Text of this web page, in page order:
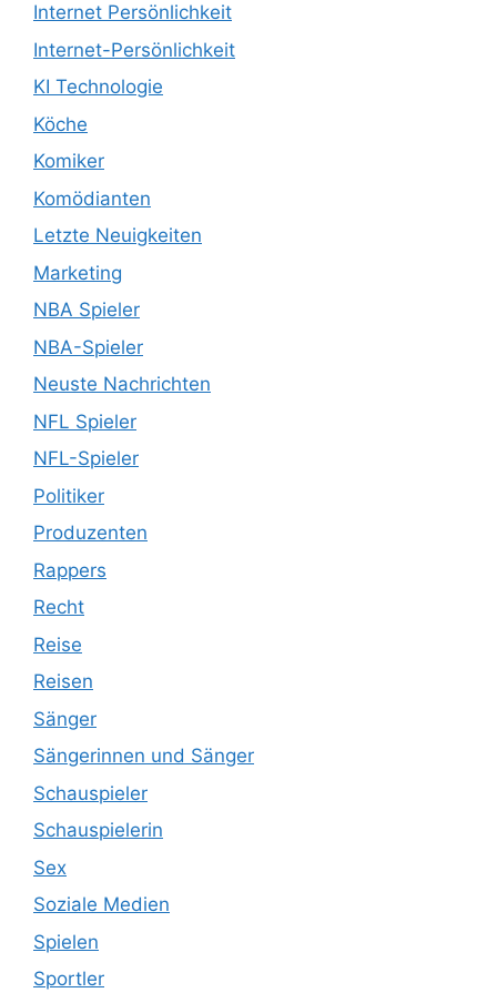
Internet Persönlichkeit
Internet-Persönlichkeit
KI Technologie
Köche
Komiker
Komödianten
Letzte Neuigkeiten
Marketing
NBA Spieler
NBA-Spieler
Neuste Nachrichten
NFL Spieler
NFL-Spieler
Politiker
Produzenten
Rappers
Recht
Reise
Reisen
Sänger
Sängerinnen und Sänger
Schauspieler
Schauspielerin
Sex
Soziale Medien
Spielen
Sportler